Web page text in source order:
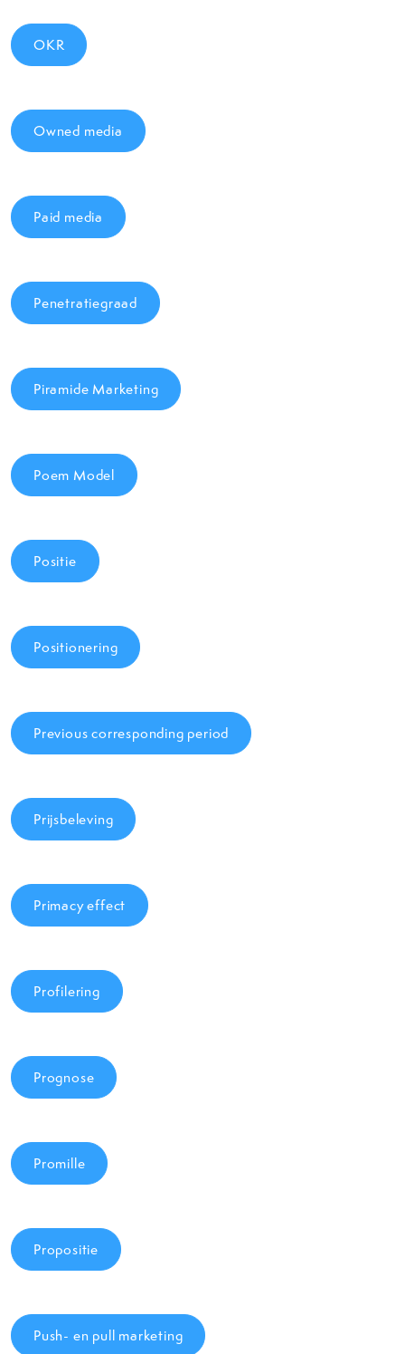
OKR
Owned media
Paid media
Penetratiegraad
Piramide Marketing
Poem Model
Positie
Positionering
Previous corresponding period
Prijsbeleving
Primacy effect
Profilering
Prognose
Promille
Propositie
Push- en pull marketing